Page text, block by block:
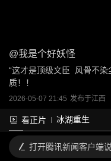
@我是个好妖怪
“这才是顶级文臣  风骨不
质！！
2026-05-07 21:45 发布于江西
看正片 冰湖重生
打开腾讯新闻客户端